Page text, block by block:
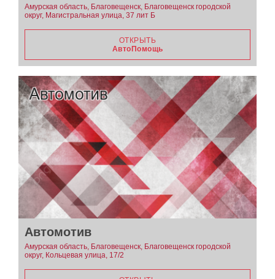
Амурская область, Благовещенск, Благовещенск городской
округ, Магистральная улица, 37 лит Б
ОТКРЫТЬ
АвтоПомощь
Автомотив
Амурская область, Благовещенск, Благовещенск городской
округ, Кольцевая улица, 17/2